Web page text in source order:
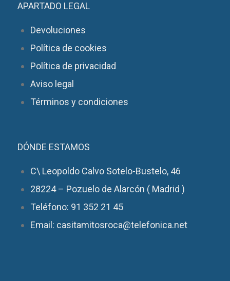
APARTADO LEGAL
Devoluciones
Política de cookies
Política de privacidad
Aviso legal
Términos y condiciones
DÓNDE ESTAMOS
C\ Leopoldo Calvo Sotelo-Bustelo, 46
28224 – Pozuelo de Alarcón ( Madrid )
Teléfono: 91 352 21 45
Email: casitamitosroca@telefonica.net